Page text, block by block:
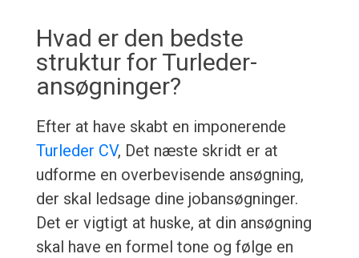
Hvad er den bedste
struktur for Turleder-
ansøgninger?
Efter at have skabt en imponerende
Turleder CV, Det næste skridt er at
udforme en overbevisende ansøgning,
der skal ledsage dine jobansøgninger.
Det er vigtigt at huske, at din ansøgning
skal have en formel tone og følge en